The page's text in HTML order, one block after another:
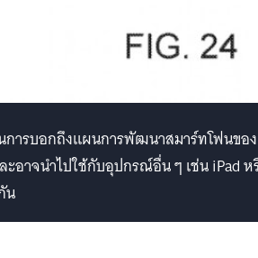
การบอกถึงแผนการพัฒนาสมาร์ทโฟนของ
อาจนำไปใช้กับอุปกรณ์อื่น ๆ เช่น iPad ห
น